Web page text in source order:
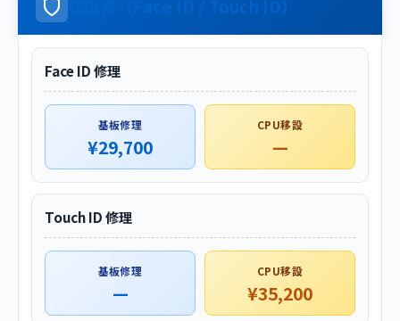
認証系（Face ID / Touch ID）
Face ID 修理
基板修理
¥29,700
CPU移設
—
Touch ID 修理
基板修理
—
CPU移設
¥35,200